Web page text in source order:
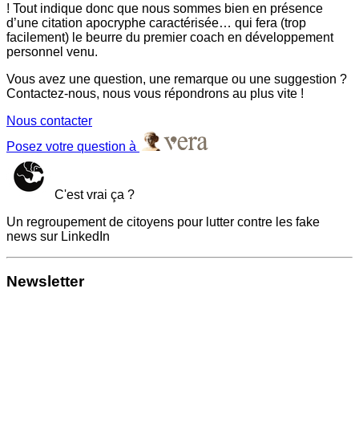
! Tout indique donc que nous sommes bien en présence
d’une citation apocryphe caractérisée… qui fera (trop
facilement) le beurre du premier coach en développement
personnel venu.
Vous avez une question, une remarque ou une suggestion ?
Contactez-nous, nous vous répondrons au plus vite !
Nous contacter
Posez votre question à
C'est vrai ça ?
Un regroupement de citoyens pour lutter contre les fake
news sur LinkedIn
Newsletter